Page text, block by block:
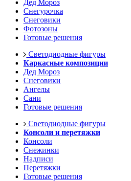
Дед Мороз
Снегурочка
Снеговики
Фотозоны
Готовые решения
Светодиодные фигуры
Каркасные композиции
Дед Мороз
Снеговики
Ангелы
Сани
Готовые решения
Светодиодные фигуры
Консоли и перетяжки
Консоли
Снежинки
Надписи
Перетяжки
Готовые решения